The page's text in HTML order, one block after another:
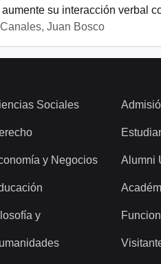
su interacción verbal
Juan Bosco
Sociales
y Negocios
y
Alumni